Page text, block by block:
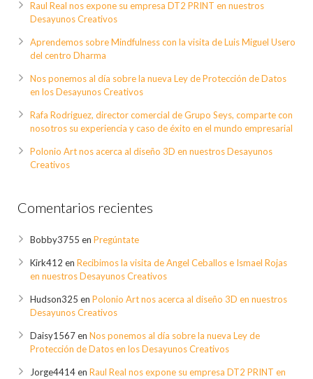
Raul Real nos expone su empresa DT2 PRINT en nuestros
Desayunos Creativos
Aprendemos sobre Mindfulness con la visita de Luis Miguel Usero
del centro Dharma
Nos ponemos al día sobre la nueva Ley de Protección de Datos
en los Desayunos Creativos
Rafa Rodriguez, director comercial de Grupo Seys, comparte con
nosotros su experiencia y caso de éxito en el mundo empresarial
Polonio Art nos acerca al diseño 3D en nuestros Desayunos
Creativos
Comentarios recientes
Bobby3755 en Pregúntate
Kirk412 en Recibimos la visita de Angel Ceballos e Ismael Rojas
en nuestros Desayunos Creativos
Hudson325 en Polonio Art nos acerca al diseño 3D en nuestros
Desayunos Creativos
Daisy1567en Nos ponemos al día sobre la nueva Ley de
Protección de Datos en los Desayunos Creativos
Jorge4414en Raul Real nos expone su empresa DT2 PRINT en